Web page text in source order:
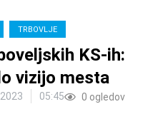
TRBOVLJE
KS-ih:
vizijo mesta
05:45 0 ogledov